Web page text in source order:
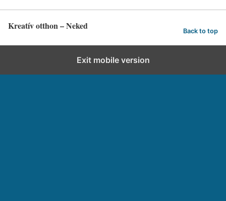
Kreatív otthon – Neked Back to top
Exit mobile version